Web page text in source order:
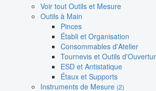
Voir tout Outils et Mesure
Outils à Main
Pinces
Établi et Organisation
Consommables d'Atelier
Tournevis et Outils
ESD et Antistatique
Étaux et Supports
Instruments de Mesure (2)